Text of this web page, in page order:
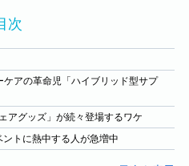
次
アの革命児「ハイブリッド型サプ
アグッズ」が続々登場するワケ
トに熱中する人が急増中